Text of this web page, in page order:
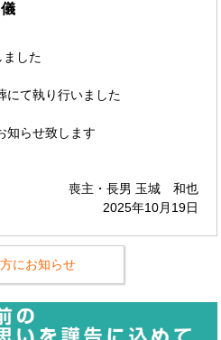
儀
した
にて執り行いました
知らせ致します
喪主・長男 玉城 和也
2025年10月19日
にお知らせ